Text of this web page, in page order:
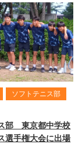
ソフトテニス部
部 東京都中学校
選手権大会に出場